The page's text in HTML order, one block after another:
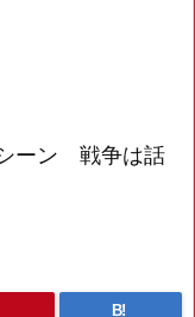
シーン 戦争は話
B!